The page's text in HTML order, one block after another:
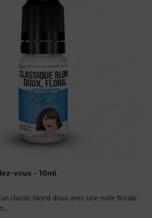
vous - 10ml
classic blond doux avec une note florale